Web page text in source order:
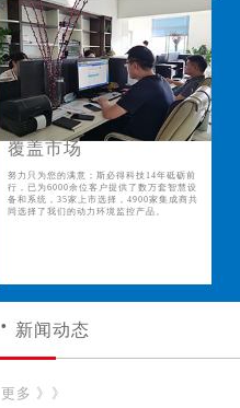
覆盖市场
努力只为您的满意；斯必得科技14年砥砺前
行，已为6000余位客户提供了数万套智慧设
备和系统，35家上市选择，4900家集成商共
同选择了我们的动力环境监控产品。
新闻动态
更多 》》